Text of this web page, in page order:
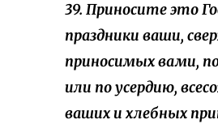
39. Приносите это
праздники ваши,
приносимых вами,
или по усердию,
ваших и хлебных